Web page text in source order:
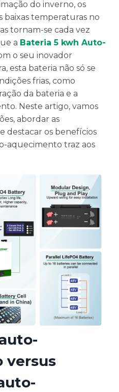
do inverno, os
baixas temperaturas no
tornam-se cada vez
a Bateria 5 kwh Auto-
o seu inovador
esta bateria não só se
frias, como
da bateria e a
Neste artigo, vamos
abordar as
destacar os benefícios
aquecimento traz aos
versus